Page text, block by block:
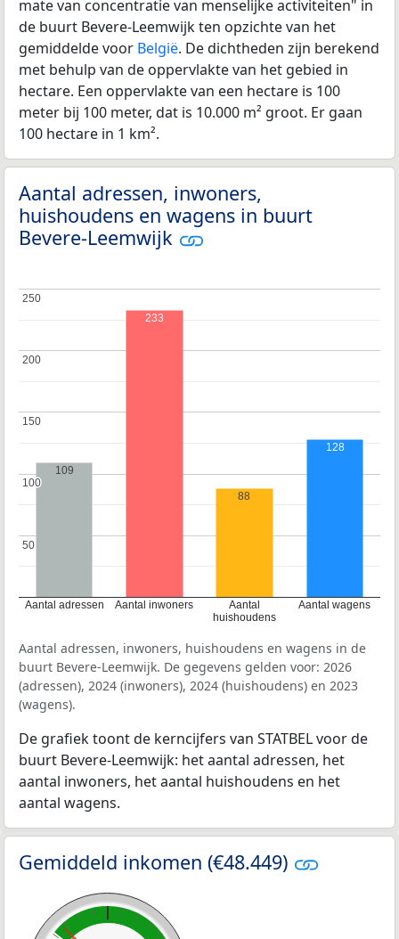
mate van concentratie van menselijke activiteiten" in
de buurt Bevere-Leemwijk ten opzichte van het
gemiddelde voor België. De dichtheden zijn berekend
met behulp van de oppervlakte van het gebied in
hectare. Een oppervlakte van een hectare is 100
meter bij 100 meter, dat is 10.000 m² groot. Er gaan
100 hectare in 1 km².
Aantal adressen, inwoners,
huishoudens en wagens in buurt
Bevere-Leemwijk
Aantal adressen Aantal inwoners
Aantal
huishoudens
Aantal wagens
50
50
100
100
150
150
200
200
250
250
109
233
88
128
Aantal adressen, inwoners, huishoudens en wagens in de
buurt Bevere-Leemwijk. De gegevens gelden voor: 2026
(adressen), 2024 (inwoners), 2024 (huishoudens) en 2023
(wagens).
De grafiek toont de kerncijfers van STATBEL voor de
buurt Bevere-Leemwijk: het aantal adressen, het
aantal inwoners, het aantal huishoudens en het
aantal wagens.
Gemiddeld inkomen (€48.449)